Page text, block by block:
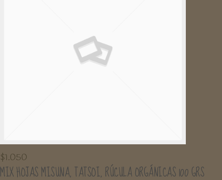
$1.050
MIX HOJAS MISUNA, TATSOI, RÚCULA ORGÁNICAS 100 GRS